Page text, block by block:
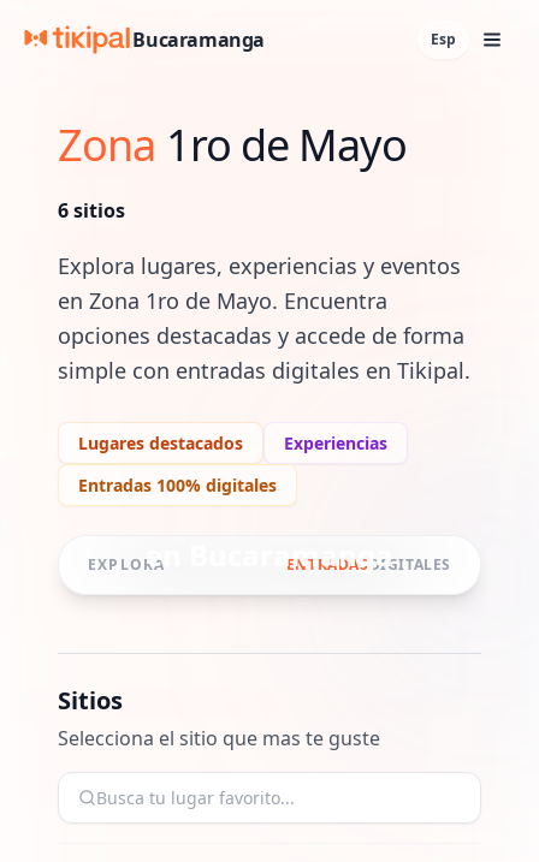
Bucaramanga Esp
Zona 1ro de Mayo
6sitios
Explora lugares, experiencias y eventos
en Zona 1ro de Mayo. Encuentra
opciones destacadas y accede de forma
simple con entradas digitales en Tikipal.
Lugares destacados
Experiencias
Entradas 100% digitales
Lugares y experiencias
en
Bucaramanga
EXPLORA ENTRADAS DIGITALES
Sitios
Selecciona el sitio que mas te guste